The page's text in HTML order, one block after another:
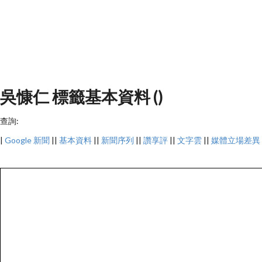
吳慷仁 標籤基本資料 ()
查詢:
| Google 新聞 || 基本資料 || 新聞序列 || 讚享評 || 文字雲 || 媒體立場差異